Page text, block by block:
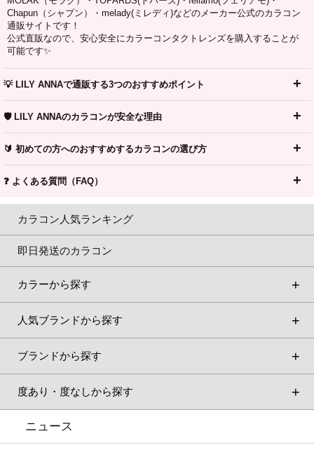
Chapun（シャプン）・melady(ミレディ)などのメーカー公式のカラコン
通販サイトです！
公式直販なので、安心安全にカラーコンタクトレンズを購入することが
可能です✨
💡 LILY ANNAで通販する3つのおすすめポイント
🛡️ LILY ANNAのカラコンが安全な理由
🔰 初めての方へのおすすめするカラコンの選び方
❓ よくある質問（FAQ）
カラコン人気ランキング
即日発送のカラコン
カラーから探す
人気ブランドから探す
ブランドから探す
度あり・度なしから探す
ニュース